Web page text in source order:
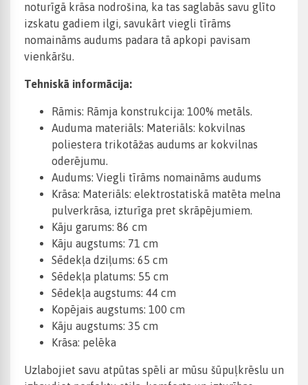
noturīgā krāsa nodrošina, ka tas saglabās savu glīto
izskatu gadiem ilgi, savukārt viegli tīrāms
nomaināms audums padara tā apkopi pavisam
vienkāršu.
Tehniskā informācija:
Rāmis: Rāmja konstrukcija: 100% metāls.
Auduma materiāls: Materiāls: kokvilnas
poliestera trikotāžas audums ar kokvilnas
oderējumu.
Audums: Viegli tīrāms nomaināms audums
Krāsa: Materiāls: elektrostatiskā matēta melna
pulverkrāsa, izturīga pret skrāpējumiem.
Kāju garums: 86 cm
Kāju augstums: 71 cm
Sēdekļa dziļums: 65 cm
Sēdekļa platums: 55 cm
Sēdekļa augstums: 44 cm
Kopējais augstums: 100 cm
Kāju augstums: 35 cm
Krāsa: pelēka
Uzlabojiet savu atpūtas spēli ar mūsu šūpuļkrēslu un